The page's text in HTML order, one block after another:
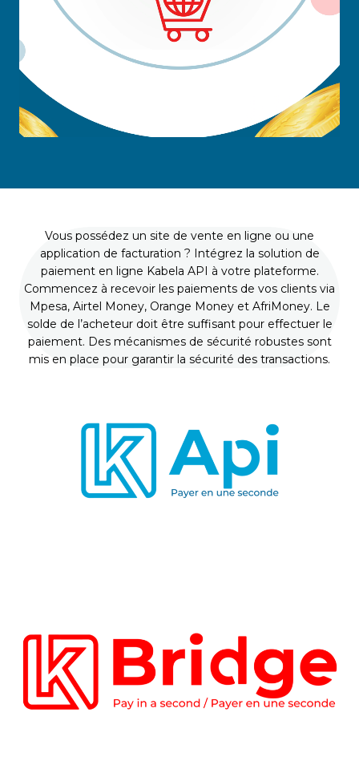
Vous possédez un site de vente en ligne ou une
application de facturation ? Intégrez la solution de
paiement en ligne Kabela API à votre plateforme.
Commencez à recevoir les paiements de vos clients via
Mpesa, Airtel Money, Orange Money et AfriMoney. Le
solde de l’acheteur doit être suffisant pour effectuer le
paiement. Des mécanismes de sécurité robustes sont
mis en place pour garantir la sécurité des transactions.